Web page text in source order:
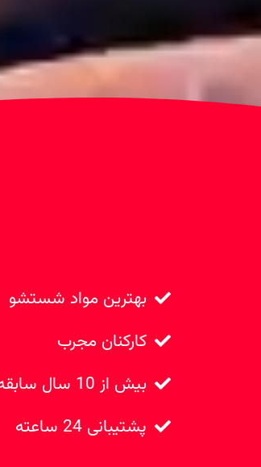
بهترین مواد شستشو
کارکنان مجرب
بیش از 10 سال سابقه کاری
پشتیبانی 24 ساعته